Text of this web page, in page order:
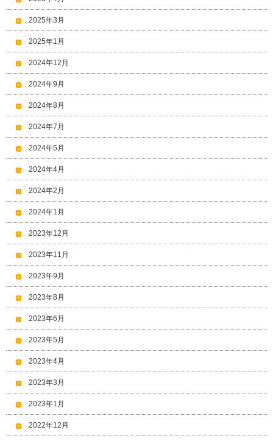
2025年3月
2025年1月
2024年12月
2024年9月
2024年8月
2024年7月
2024年5月
2024年4月
2024年2月
2024年1月
2023年12月
2023年11月
2023年9月
2023年8月
2023年6月
2023年5月
2023年4月
2023年3月
2023年1月
2022年12月